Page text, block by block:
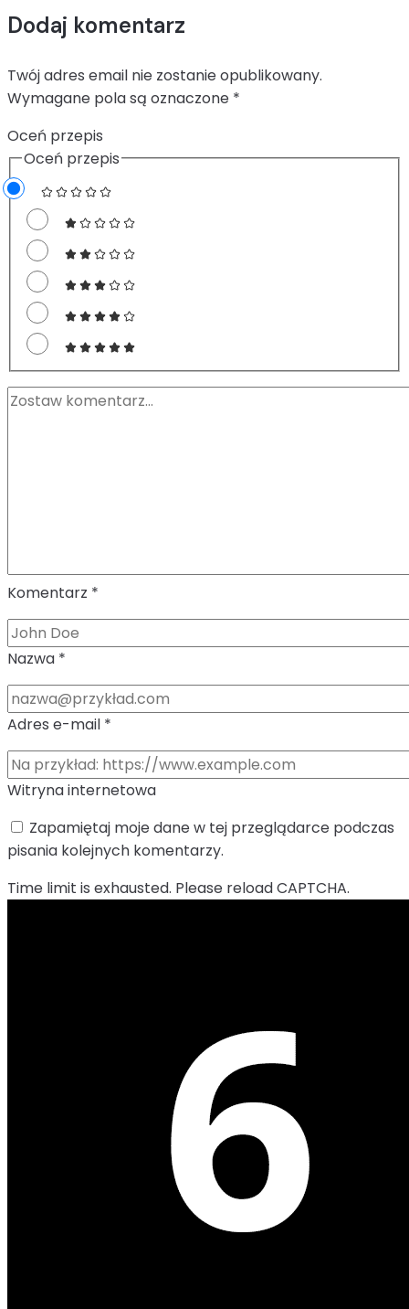
Dodaj komentarz
Twój adres email nie zostanie opublikowany.
Wymagane pola są oznaczone *
Oceń przepis
Oceń przepis
Komentarz *
Nazwa *
Adres e-mail *
Witryna internetowa
Zapamiętaj moje dane w tej przeglądarce podczas
pisania kolejnych komentarzy.
Time limit is exhausted. Please reload CAPTCHA.